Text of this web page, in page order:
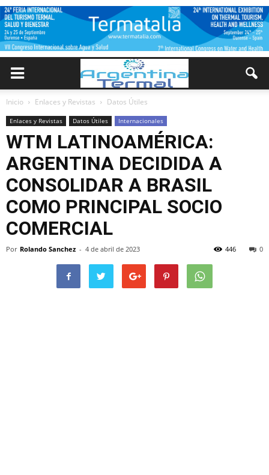
Inicio Enlaces y Revistas Datos Útiles
Enlaces y Revistas Datos Útiles Internacionales
WTM LATINOAMÉRICA:
ARGENTINA DECIDIDA A
CONSOLIDAR A BRASIL
COMO PRINCIPAL SOCIO
COMERCIAL
Por Rolando Sanchez - 4 de abril de 2023 0
446